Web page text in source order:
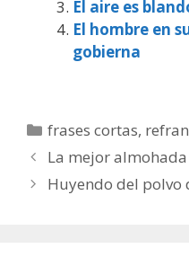
El aire es
El hombre en
gobierna
Categorías
frases cortas,
La mejor
Huyendo del polvo